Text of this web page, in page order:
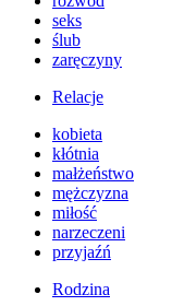
seks
ślub
zaręczyny
Relacje
kobieta
kłótnia
małżeństwo
mężczyzna
miłość
narzeczeni
przyjaźń
Rodzina